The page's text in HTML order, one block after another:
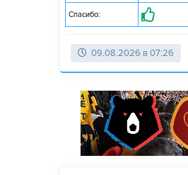
Спасибо:
09.08.2026 в 07:26